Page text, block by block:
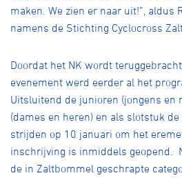
maken. We zien er naar uit!”, aldus
namens de Stichting Cyclocross
Doordat het NK wordt
evenement werd eerder al het
Uitsluitend de junioren (jongens en
(dames en heren) en als slotstuk
strijden op 10 januari om het
inschrijving is inmiddels geopend
.
de in Zaltbommel geschrapte